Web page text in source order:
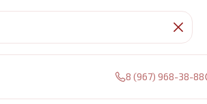
8 (967) 968-38-88